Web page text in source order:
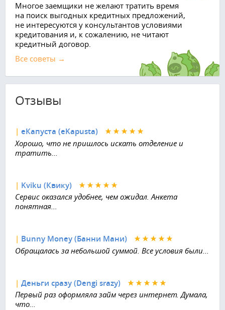
Многое заемщики не желают тратить время
на поиск выгодных кредитных предложений,
не интересуются у консультантов условиями
кредитования и, к сожалению, не читают
кредитный договор.
Все советы →
Отзывы
| еКапуста (eKapusta)
Хорошо, что не пришлось искать отделение и
тратить...
| Kviku (Квику)
Сервис оказался удобнее, чем ожидал. Анкета
понятная...
| Bunny Money (Банни Мани)
Обращалась за небольшой суммой. Все условия были...
| Деньги сразу (Dengi srazy)
Первый раз оформляла займ через интернет. Думала,
что...